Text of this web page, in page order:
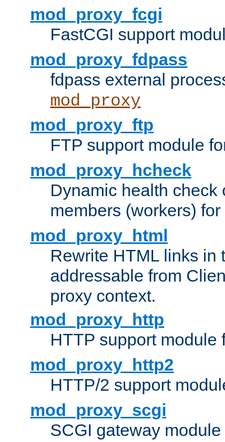
mod_proxy_fcgi
FastCGI support
mod_proxy_fdpass
fdpass external
mod_proxy
mod_proxy_ftp
FTP support module
mod_proxy_hcheck
Dynamic health check
members (workers) for
mod_proxy_html
Rewrite HTML links in
addressable from
proxy context.
mod_proxy_http
HTTP support module
mod_proxy_http2
HTTP/2 support
mod_proxy_scgi
SCGI gateway